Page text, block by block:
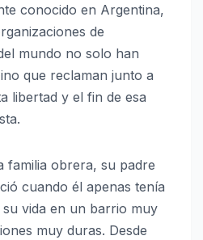
conocido en Argentina,
de
mundo no solo han
que reclaman junto a
libertad y el fin de esa
familia obrera, su padre
cuando él apenas tenía
vida en un barrio muy
muy duras. Desde